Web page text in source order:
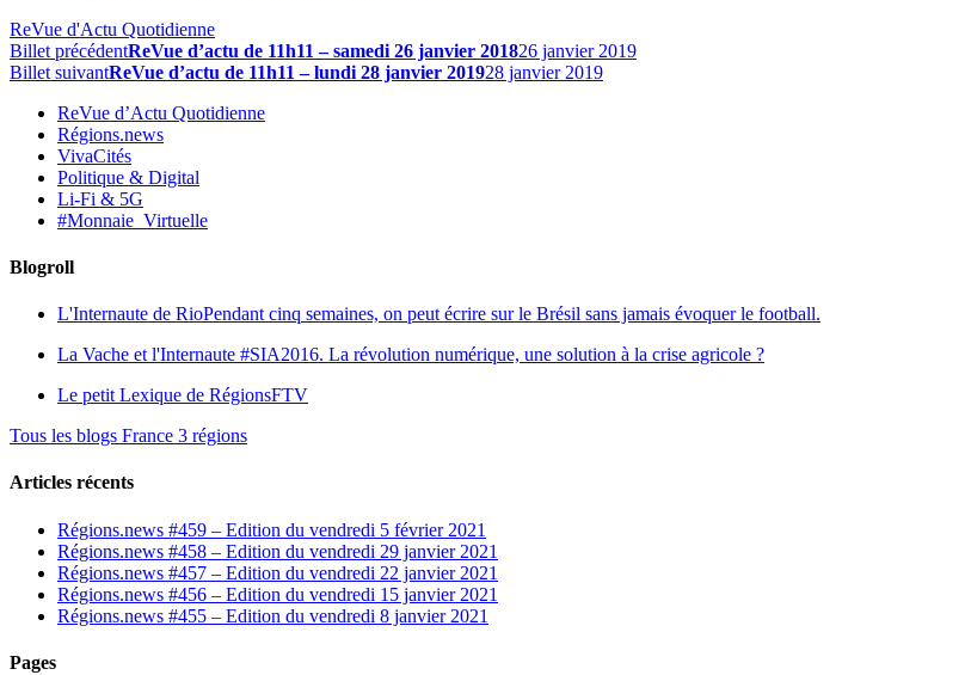
ReVue d'Actu Quotidienne
Billet précédentReVue d’actu de 11h11 – samedi 26 janvier 201826 janvier 2019
Billet suivantReVue d’actu de 11h11 – lundi 28 janvier 201928 janvier 2019
ReVue d’Actu Quotidienne
Régions.news
VivaCités
Politique & Digital
Li-Fi & 5G
#Monnaie_Virtuelle
Blogroll
L'Internaute de RioPendant cinq semaines, on peut écrire sur le Brésil sans jamais évoquer le football.
La Vache et l'Internaute #SIA2016. La révolution numérique, une solution à la crise agricole ?
Le petit Lexique de RégionsFTV
Tous les blogs France 3 régions
Articles récents
Régions.news #459 – Edition du vendredi 5 février 2021
Régions.news #458 – Edition du vendredi 29 janvier 2021
Régions.news #457 – Edition du vendredi 22 janvier 2021
Régions.news #456 – Edition du vendredi 15 janvier 2021
Régions.news #455 – Edition du vendredi 8 janvier 2021
Pages